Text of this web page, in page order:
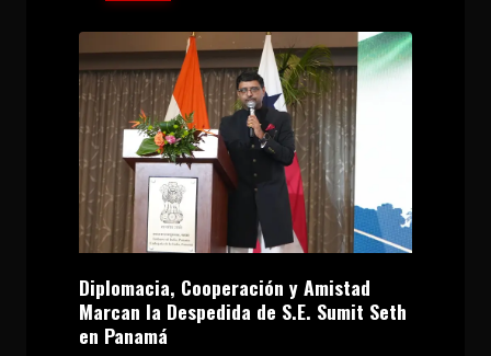
Diplomacia, Cooperación y Amistad
Marcan la Despedida de S.E. Sumit Seth
en Panamá